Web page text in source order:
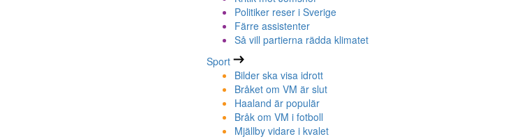
Politiker reser i Sverige
Färre assistenter
Så vill partierna rädda klimatet
Sport
Bilder ska visa idrott
Bråket om VM är slut
Haaland är populär
Bråk om VM i fotboll
Mjällby vidare i kvalet